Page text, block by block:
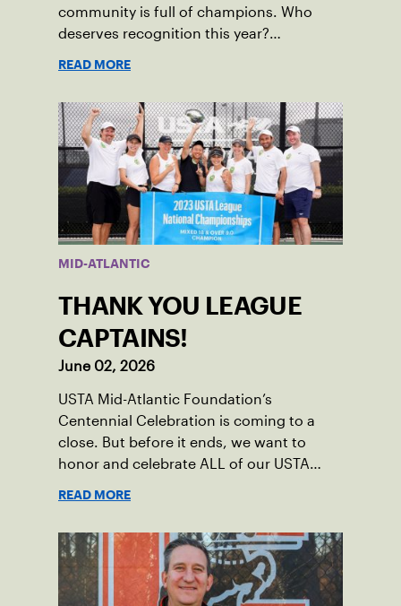
community is full of champions. Who
deserves recognition this year?
READ MORE
MID-ATLANTIC
THANK YOU LEAGUE
CAPTAINS!
June 02, 2026
USTA Mid-Atlantic Foundation’s
Centennial Celebration is coming to a
close. But before it ends, we want to
honor and celebrate ALL of our USTA
community among adult players, but they
also ensure tennis in our region remains
vibrant and strong.
READ MORE